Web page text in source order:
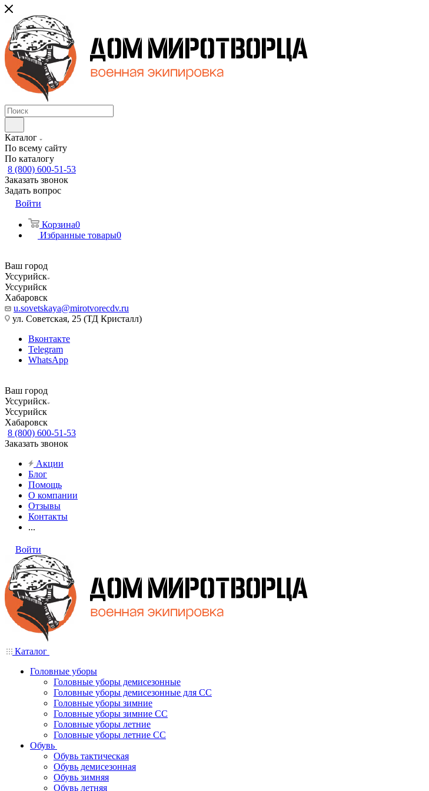
Каталог
По всему сайту
По каталогу
8 (800) 600-51-53
Заказать звонок
Задать вопрос
Войти
Корзина0
Избранные товары0
Ваш город
Уссурийск
Уссурийск
Хабаровск
u.sovetskaya@mirotvorecdv.ru
ул. Советская, 25 (ТД Кристалл)
Вконтакте
Telegram
WhatsApp
Ваш город
Уссурийск
Уссурийск
Хабаровск
8 (800) 600-51-53
Заказать звонок
Акции
Блог
Помощь
О компании
Отзывы
Контакты
...
Войти
Каталог
Головные уборы
Головные уборы демисезонные
Головные уборы демисезонные для СС
Головные уборы зимние
Головные уборы зимние СС
Головные уборы летние
Головные уборы летние СС
Обувь
Обувь тактическая
Обувь демисезонная
Обувь зимняя
Обувь летняя